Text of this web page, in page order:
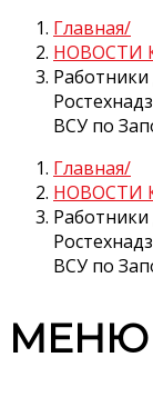
Главная
НОВОСТИ
ВСУ по
Главная
НОВОСТИ
ВСУ по
МЕНЮ